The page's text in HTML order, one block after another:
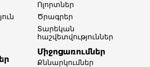
Ոլորտներ​
Ծրագրեր
Տարեկան
հաշվետվություններ​
Միջոցառումներ
Քննարկումներ